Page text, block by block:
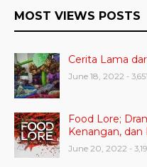
MOST VIEWS POSTS
Cerita Lama
June 18, 2022 -
Food Lore;
Kenangan, dan
June 20, 2022 -